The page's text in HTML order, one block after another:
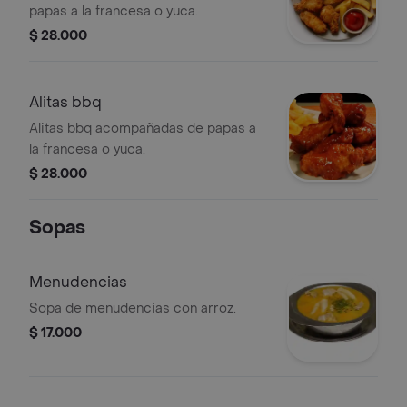
papas a la francesa o yuca.
$ 28.000
Alitas bbq
Alitas bbq acompañadas de papas a
la francesa o yuca.
$ 28.000
Sopas
Menudencias
Sopa de menudencias con arroz.
$ 17.000